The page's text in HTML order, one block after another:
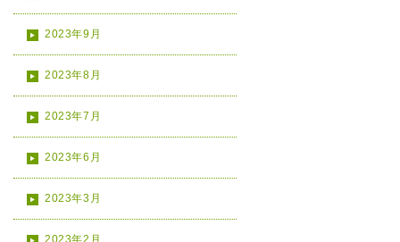
2023年9月
2023年8月
2023年7月
2023年6月
2023年3月
2023年2月